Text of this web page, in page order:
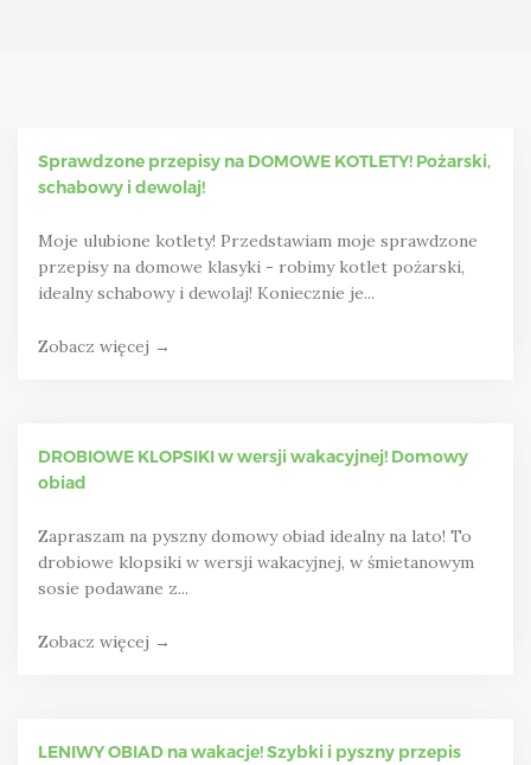
Sprawdzone przepisy na DOMOWE KOTLETY! Pożarski,
schabowy i dewolaj!
Moje ulubione kotlety! Przedstawiam moje sprawdzone
przepisy na domowe klasyki - robimy kotlet pożarski,
idealny schabowy i dewolaj! Koniecznie je...
Zobacz więcej →
DROBIOWE KLOPSIKI w wersji wakacyjnej! Domowy
obiad
Zapraszam na pyszny domowy obiad idealny na lato! To
drobiowe klopsiki w wersji wakacyjnej, w śmietanowym
sosie podawane z...
Zobacz więcej →
LENIWY OBIAD na wakacje! Szybki i pyszny przepis